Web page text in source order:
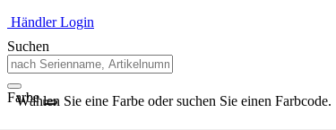
Händler Login
Suchen
Farbe
Wählen Sie eine Farbe oder suchen Sie einen Farbcode.